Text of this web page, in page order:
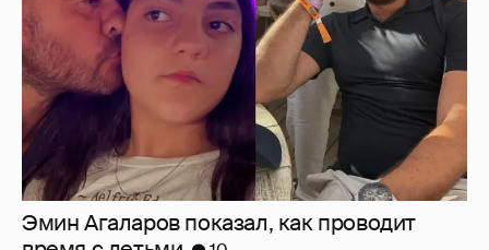
Эмин Агаларов показал, как проводит